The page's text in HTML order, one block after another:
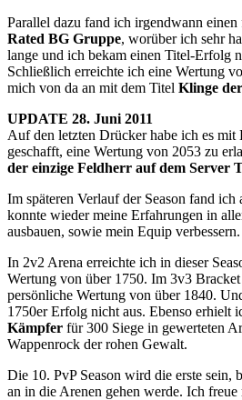
Parallel dazu fand ich irgendwann einen
Rated BG Gruppe, worüber ich sehr
lange und ich bekam einen Titel-Erfolg
Schließlich erreichte ich eine Wertung
mich von da an mit dem Titel Klinge
UPDATE 28. Juni 2011
Auf den letzten Drücker habe ich es
geschafft, eine Wertung von 2053 zu
der einzige Feldherr auf dem Server
Im späteren Verlauf der Season fand ich
konnte wieder meine Erfahrungen in
ausbauen, sowie mein Equip verbessern.
In 2v2 Arena erreichte ich in dieser
Wertung von über 1750. Im 3v3
persönliche Wertung von über 1840.
1750er Erfolg nicht aus. Ebenso erhielt
Kämpfer für 300 Siege in gewerteten
Wappenrock der rohen Gewalt.
Die 10. PvP Season wird die erste sein,
an in die Arenen gehen werde. Ich